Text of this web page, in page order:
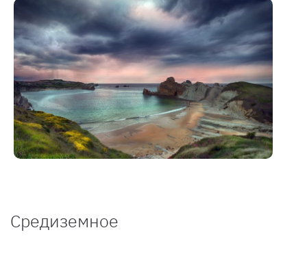
Средиземное